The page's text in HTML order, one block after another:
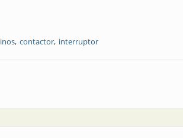
contactor interruptor
para la industria ferroviaria